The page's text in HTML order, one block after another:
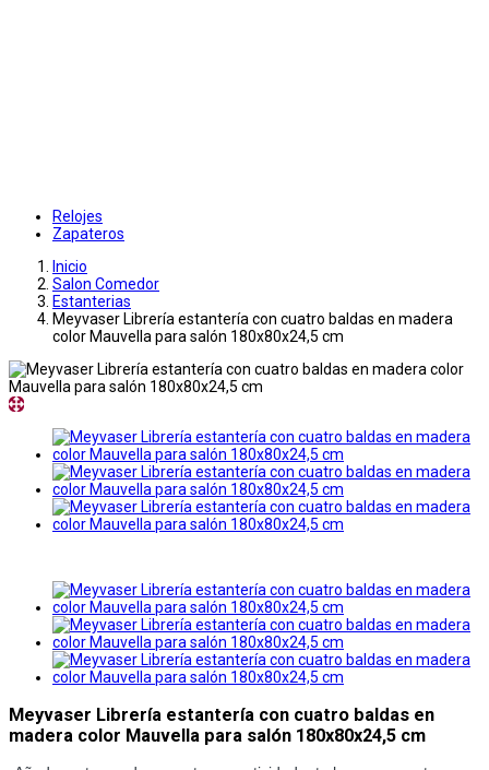
Relojes
Zapateros
Inicio
Salon Comedor
Estanterias
Meyvaser Librería estantería con cuatro baldas en madera
color Mauvella para salón 180x80x24,5 cm
Meyvaser Librería estantería con cuatro baldas en
madera color Mauvella para salón 180x80x24,5 cm